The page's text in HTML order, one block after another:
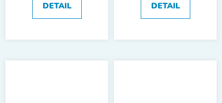
DETAIL DETAIL